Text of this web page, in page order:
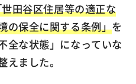
田谷区住居等の適正な
の保全に関する条例」を
全な状態」になっていな
えました。